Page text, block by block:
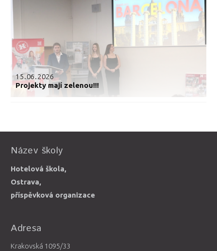
15.06.2026
Projekty mají zelenou!!!
Název školy
Hotelová škola,
Ostrava,
příspěvková organizace
Adresa
Krakovská 1095/33